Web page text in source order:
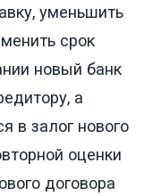
уменьшить
срок
новый банк
а
в залог нового
оценки
договора